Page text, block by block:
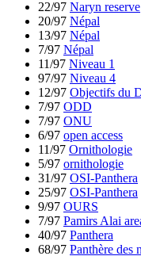
22/97 Naryn reserve
20/97 Népal
13/97 Népal
7/97 Népal
11/97 Niveau 1
97/97 Niveau 4
12/97 Objectifs du
7/97 ODD
7/97 ONU
6/97 open access
11/97 Ornithologie
5/97 ornithologie
31/97 OSI-Panthera
25/97 OSI-Panthera
9/97 OURS
7/97 Pamirs Alai
40/97 Panthera
68/97 Panthère des